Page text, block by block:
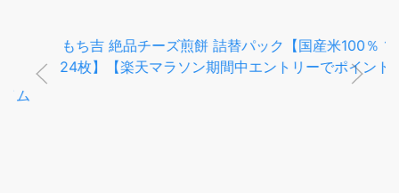
もち吉 絶品チーズ煎餅 詰替パック【国産米100％ 12袋・
24枚】【楽天マラソン期間中エントリーでポイント5倍】